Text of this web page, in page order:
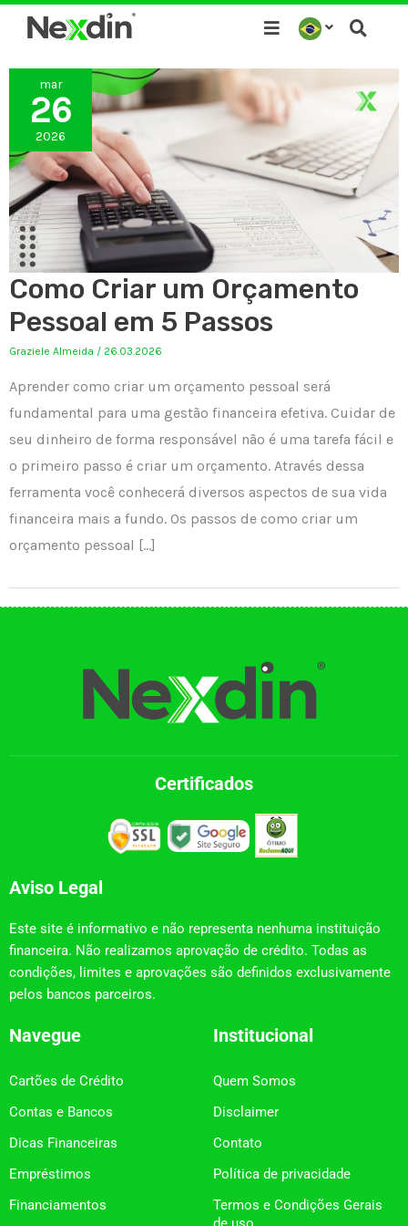
para
conteúdo
mar
26
2026
Como Criar um Orçamento
Pessoal em 5 Passos
Graziele Almeida / 26.03.2026
Aprender como criar um orçamento pessoal será
fundamental para uma gestão financeira efetiva. Cuidar de
seu dinheiro de forma responsável não é uma tarefa fácil e
o primeiro passo é criar um orçamento. Através dessa
ferramenta você conhecerá diversos aspectos de sua vida
financeira mais a fundo. Os passos de como criar um
orçamento pessoal […]
Certificados
Aviso Legal
Este site é informativo e não representa nenhuma instituição
financeira. Não realizamos aprovação de crédito. Todas as
condições, limites e aprovações são definidos exclusivamente
pelos bancos parceiros.
Navegue
Cartões de Crédito
Contas e Bancos
Dicas Financeiras
Empréstimos
Financiamentos
Institucional
Quem Somos
Disclaimer
Contato
Política de privacidade
Termos e Condições Gerais